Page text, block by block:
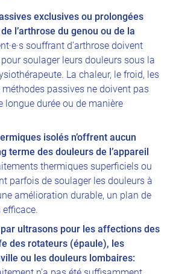
exclusives ou prolongées
l’arthrose du genou ou de la
souffrant d’arthrose doivent
soulager leurs douleurs sous la
La chaleur, le froid, les
passives ne doivent pas
longue durée ou de manière
isolés n’offrent aucun
terme des douleurs de l’appareil
thermiques superficiels ou
parfois de soulager les douleurs à
amélioration durable, un plan de
ultrasons pour les affections des
des rotateurs (épaule), les
ou les douleurs lombaires: